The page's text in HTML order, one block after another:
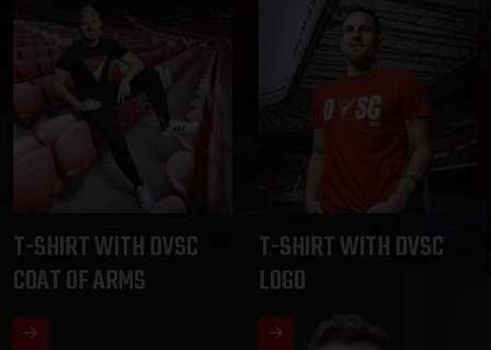
T-SHIRT WITH DVSC
COAT OF ARMS
T-SHIRT WITH DVSC
LOGO